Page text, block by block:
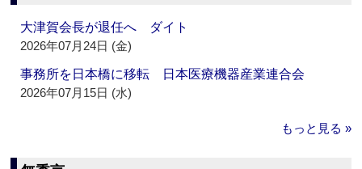
大津賀会長が退任へ ダイト
2026年07月24日 (金)
事務所を日本橋に移転 日本医療機器産業連合会
2026年07月15日 (水)
もっと見る »